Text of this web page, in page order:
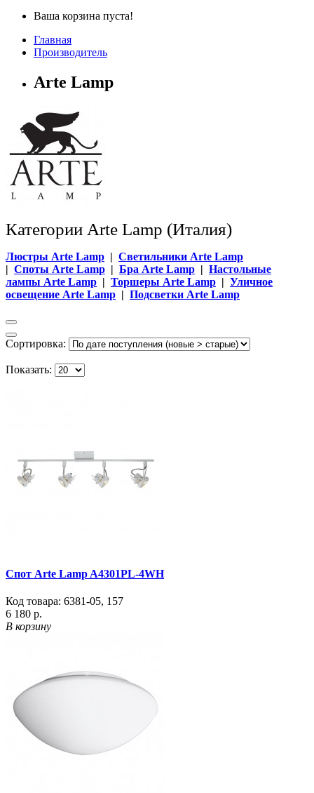
Ваша корзина пуста!
Главная
Производитель
Arte Lamp
Категории Arte Lamp (Италия)
Люстры Arte Lamp
Светильники Arte Lamp
Споты Arte Lamp Бра Arte Lamp
Настольные
лампы Arte Lamp
Торшеры Arte Lamp
Уличное
освещение Arte Lamp
Подсветки Arte Lamp
Сортировка:
Показать:
Спот Arte Lamp A4301PL-4WH
Код товара: 6381-05, 157
6 180 р.
В корзину